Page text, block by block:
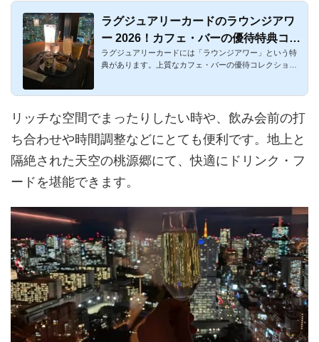
ラグジュアリーカードのラウンジアワ
ー 2026！カフェ・バーの優待特典コレ
クション
ラグジュアリーカードには「ラウンジアワー」という特
典があります。上質なカフェ・バーの優待コレクション
リッチな空間でまったりしたい時や、飲み会前の打
ち合わせや時間調整などにとても便利です。地上と
隔絶された天空の桃源郷にて、快適にドリンク・フ
ードを堪能できます。